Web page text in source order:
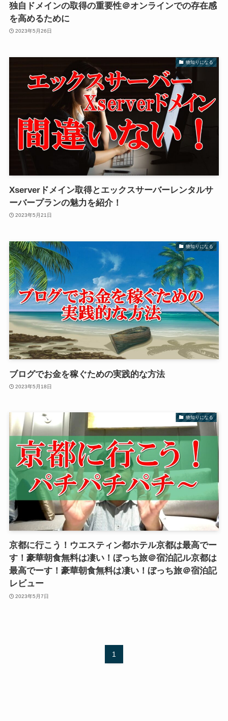
独自ドメインの取得の重要性＠オンラインでの存在感
を高めるために
2023年5月26日
物知りになる
Xserverドメイン取得とエックスサーバーレンタルサ
ーバープランの魅力を紹介！
2023年5月21日
物知りになる
ブログでお金を稼ぐための実践的な方法
2023年5月18日
物知りになる
京都に行こう！ウエスティン都ホテル京都は最高でー
す！豪華朝食無料は凄い！ぼっち旅＠宿泊記ル京都は
最高でーす！豪華朝食無料は凄い！ぼっち旅＠宿泊記
レビュー
2023年5月7日
1